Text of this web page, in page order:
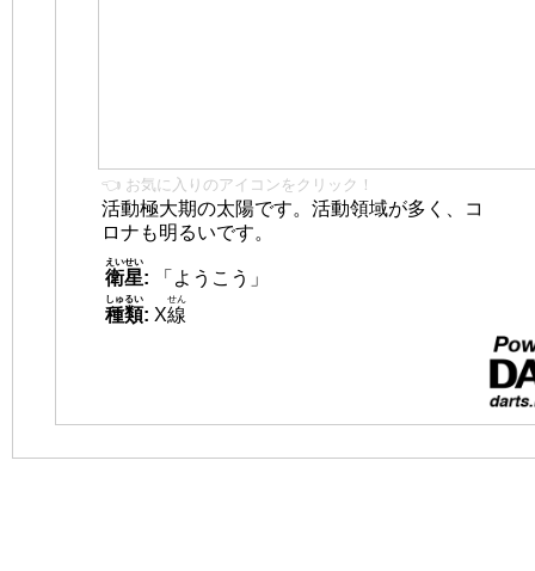
👈 お気に入りのアイコンをクリック！
活動極大期の太陽です。活動領域が多く、コ
ロナも明るいです。
衛星
えいせい
:
「ようこう」
種類
しゅるい
: X線
せん